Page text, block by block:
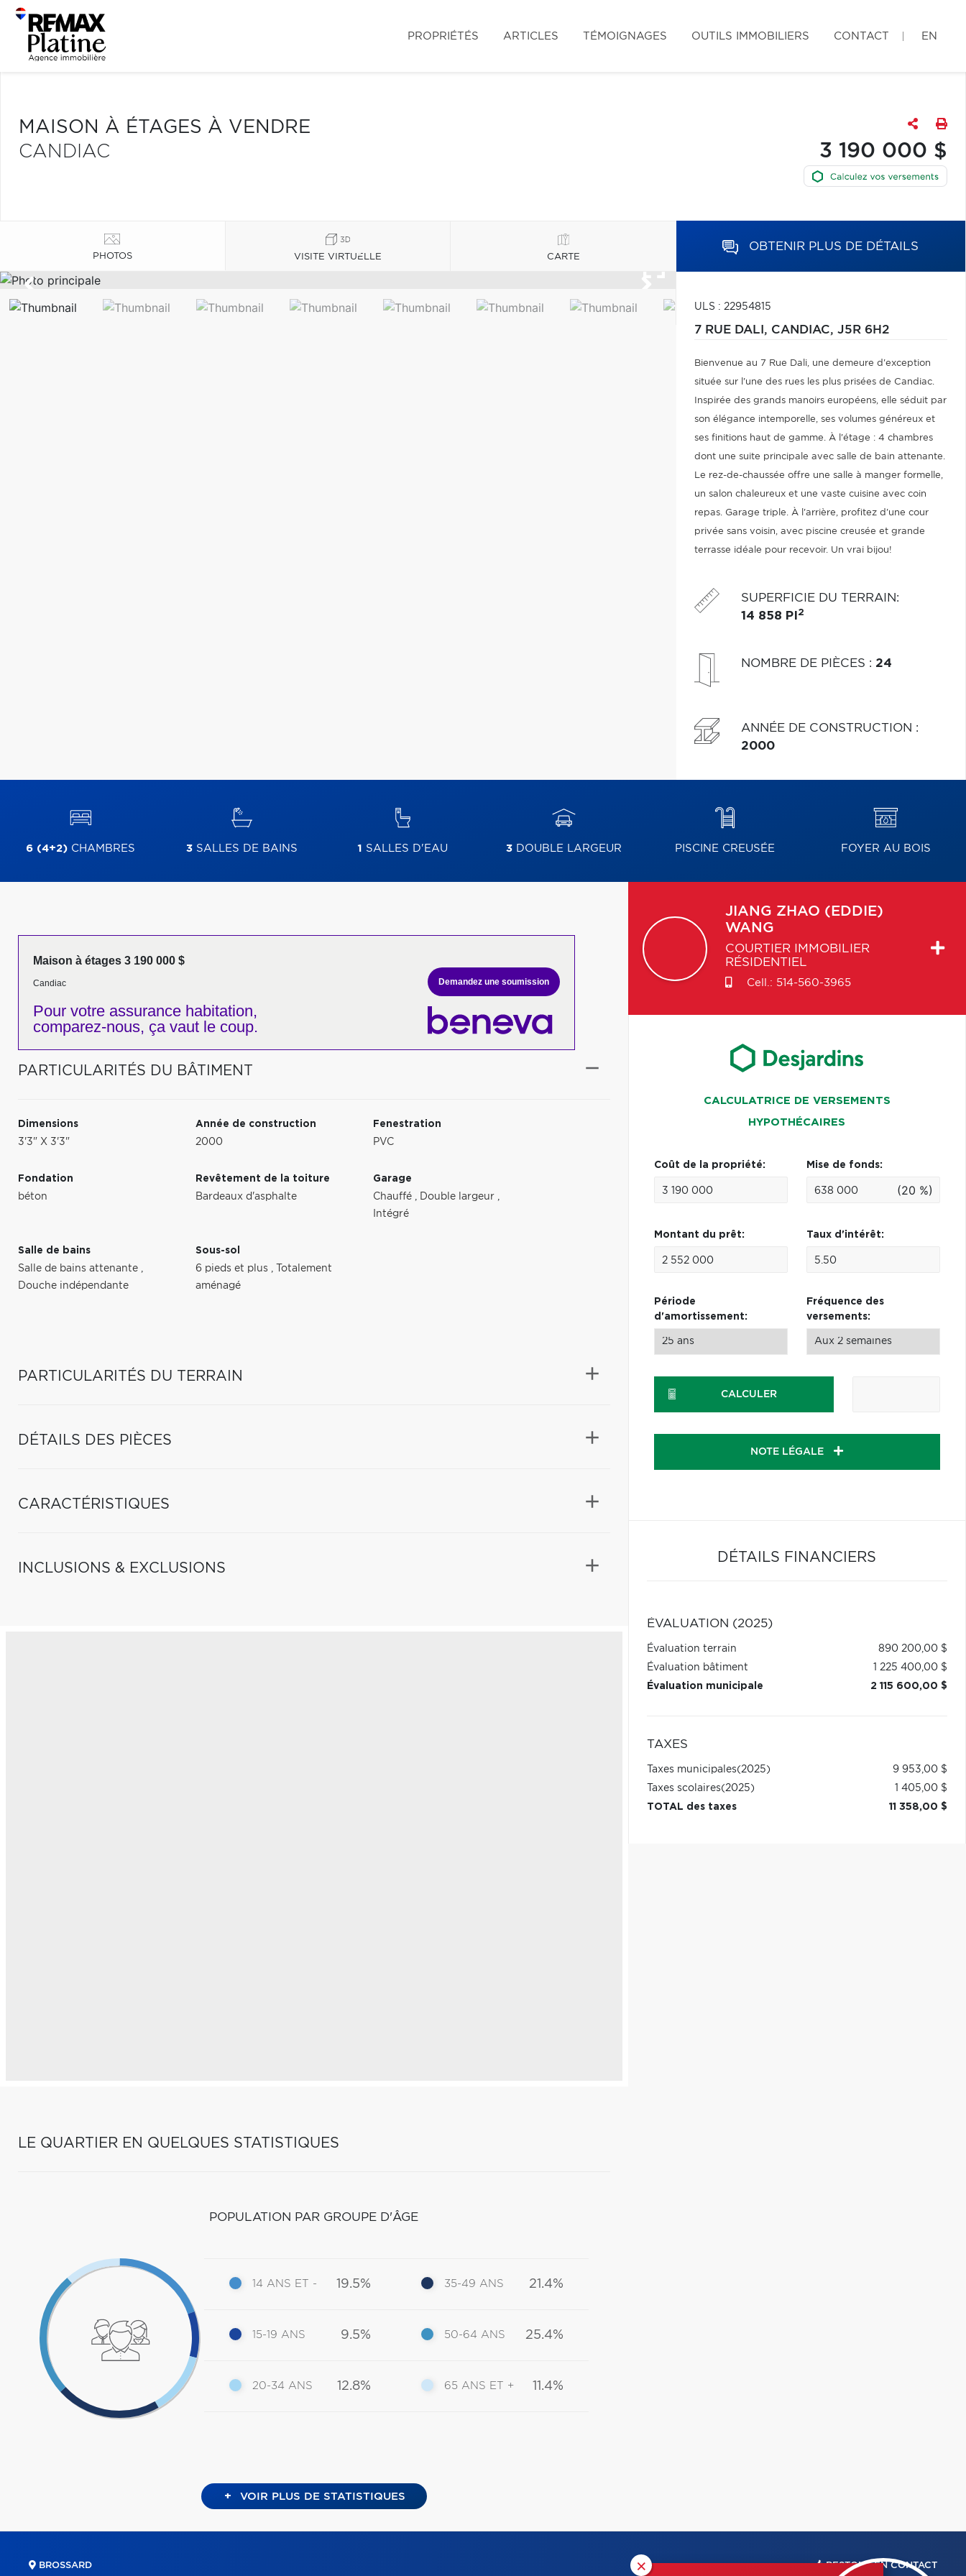
PROPRIÉTÉS ARTICLES TÉMOIGNAGES OUTILS IMMOBILIERS CONTACT EN
MAISON À ÉTAGES À VENDRE
CANDIAC
3 190 000 $
PHOTOS VISITE VIRTUELLE CARTE
OBTENIR PLUS DE DÉTAILS
ULS : 22954815
7 RUE DALI, CANDIAC, J5R 6H2
Bienvenue au 7 Rue Dali, une demeure d'exception
située sur l'une des rues les plus prisées de Candiac.
Inspirée des grands manoirs européens, elle séduit par
son élégance intemporelle, ses volumes généreux et
ses finitions haut de gamme. À l'étage : 4 chambres
dont une suite principale avec salle de bain attenante.
Le rez-de-chaussée offre une salle à manger formelle,
un salon chaleureux et une vaste cuisine avec coin
repas. Garage triple. À l'arrière, profitez d'une cour
privée sans voisin, avec piscine creusée et grande
terrasse idéale pour recevoir. Un vrai bijou!
SUPERFICIE DU TERRAIN:
14 858 PI 2
NOMBRE DE PIÈCES : 24
ANNÉE DE CONSTRUCTION :
2000
6 (4+2) CHAMBRES 3SALLES DE BAINS 1 SALLES D'EAU 3DOUBLE LARGEUR PISCINE CREUSÉE FOYER AU BOIS
Maison à étages 3 190 000 $
Candiac
Pour votre assurance habitation,
comparez-nous, ça vaut le coup.
Demandez une soumission
PARTICULARITÉS DU BÂTIMENT
Dimensions
3'3" X 3'3"
Année de construction
2000
Fenestration
PVC
Fondation
béton
Revêtement de la toiture
Bardeaux d'asphalte
Garage
Chauffé , Double largeur ,
Intégré
Salle de bains
Salle de bains attenante ,
Douche indépendante
Sous-sol
6 pieds et plus ,
Totalement
aménagé
PARTICULARITÉS DU TERRAIN
DÉTAILS DES PIÈCES
CARACTÉRISTIQUES
INCLUSIONS & EXCLUSIONS
LE QUARTIER EN QUELQUES STATISTIQUES
POPULATION PAR GROUPE D'ÂGE
14 ANS ET - 19.5%
15-19 ANS 9.5%
20-34 ANS 12.8%
35-49 ANS 21.4%
50-64 ANS 25.4%
65 ANS ET + 11.4%
+ VOIR PLUS DE STATISTIQUES
JIANG ZHAO (EDDIE)
WANG
COURTIER IMMOBILIER
RÉSIDENTIEL
Cell.: 514-560-3965
CALCULATRICE DE VERSEMENTS
HYPOTHÉCAIRES
Coût de la propriété: Mise de fonds:
(20 %)
Montant du prêt: Taux d'intérêt:
Période
d'amortissement:
Fréquence des
versements:
CALCULER
NOTE LÉGALE
DÉTAILS FINANCIERS
ÉVALUATION (2025)
Évaluation terrain
890 200,00 $
Évaluation bâtiment
1 225 400,00 $
Évaluation municipale
2 115 600,00 $
TAXES
Taxes municipales(2025)
9 953,00 $
Taxes scolaires(2025)
1 405,00 $
TOTAL des taxes
11 358,00 $
×
BROSSARD RESTONS EN CONTACT